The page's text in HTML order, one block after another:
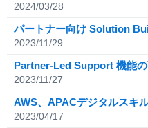
2024/03/28
パートナー向け Solution
2023/11/29
Partner-Led Support 機能
2023/11/27
AWS、APACデジタルスキ
2023/04/17